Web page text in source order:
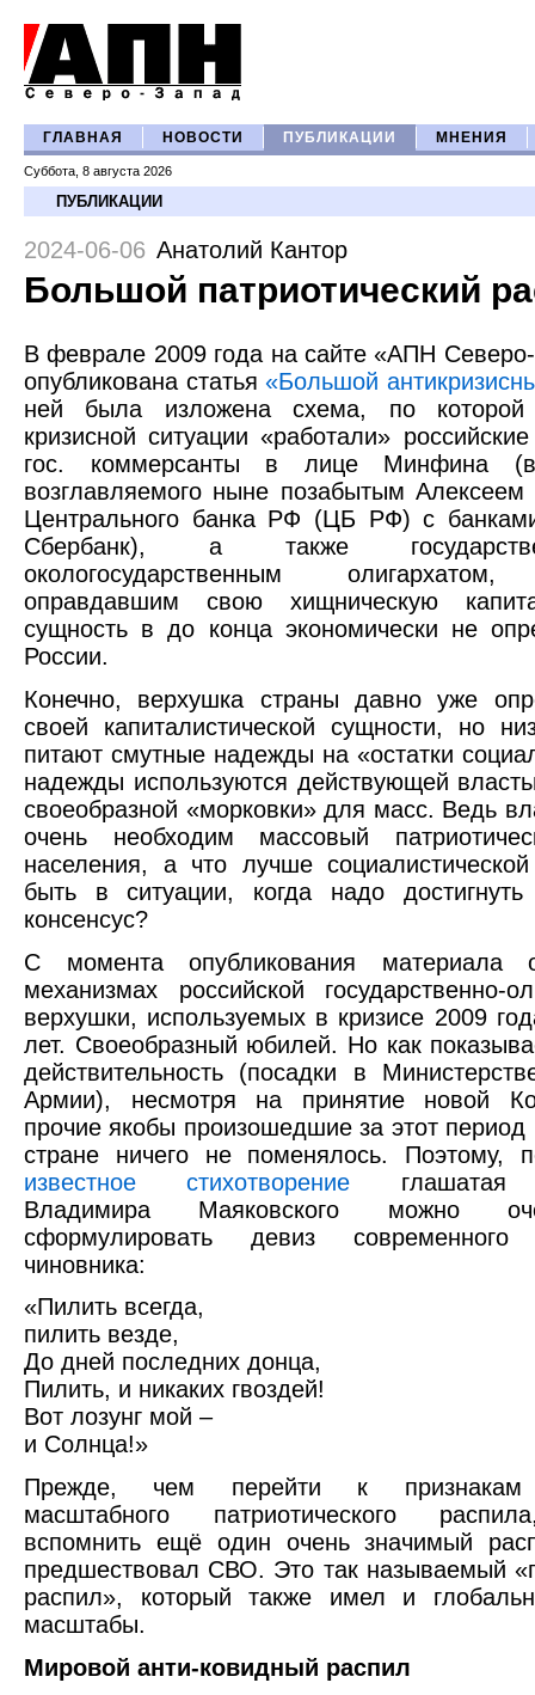
ГЛАВНАЯ НОВОСТИ ПУБЛИКАЦИИ МНЕНИЯ
Суббота, 8 августа 2026
ПУБЛИКАЦИИ
2024-06-06 Анатолий Кантор
Большой патриотический
В феврале 2009 года на сайте «АПН
опубликована статья «Большой
ней была изложена схема, по
кризисной ситуации «работали»
гос. коммерсанты в лице Минфина
возглавляемого ныне позабытым
Центрального банка РФ (ЦБ РФ) с
Сбербанк), а также
окологосударственным
оправдавшим свою хищническую
сущность в до конца экономически не
России.
Конечно, верхушка страны давно уже
своей капиталистической сущности, но
питают смутные надежды на «остатки
надежды используются действующей
своеобразной «морковки» для масс. Ведь
очень необходим массовый
населения, а что лучше
быть в ситуации, когда надо
консенсус?
С момента опубликования материала
механизмах российской государственно-
верхушки, используемых в кризисе 2009
лет. Своеобразный юбилей. Но как
действительность (посадки в
Армии), несмотря на принятие новой
прочие якобы произошедшие за этот период
стране ничего не поменялось. Поэтому,
известное стихотворение глашатая
Владимира Маяковского можно
сформулировать девиз современного
чиновника:
«Пилить всегда,
пилить везде,
До дней последних донца,
Пилить, и никаких гвоздей!
Вот лозунг мой –
и Солнца!»
Прежде, чем перейти к признакам
масштабного патриотического
вспомнить ещё один очень значимый
предшествовал СВО. Это так называемый
распил», который также имел и
масштабы.
Мировой анти-ковидный распил